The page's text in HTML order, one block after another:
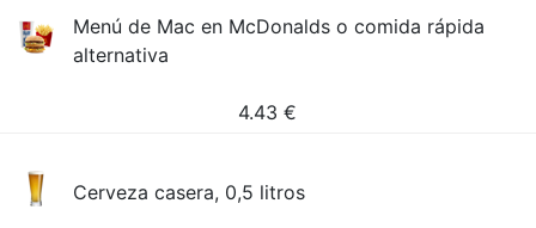
Menú de Mac en McDonalds o comida rápida
alternativa
4.43 €
Cerveza casera, 0,5 litros